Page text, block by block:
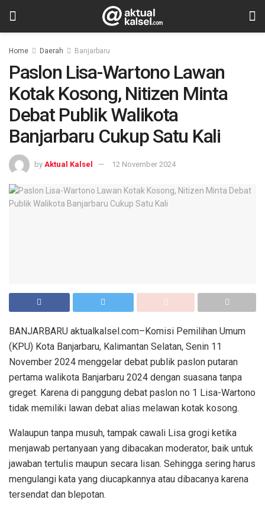
Home Daerah Banjarbaru
Paslon Lisa-Wartono Lawan
Kotak Kosong, Nitizen Minta
Debat Publik Walikota
Banjarbaru Cukup Satu Kali
by Aktual Kalsel 12 November 2024
BANJARBARU aktualkalsel.com–Komisi Pemilihan Umum
(KPU) Kota Banjarbaru, Kalimantan Selatan, Senin 11
November 2024 menggelar debat publik paslon putaran
pertama walikota Banjarbaru 2024 dengan suasana tanpa
greget. Karena di panggung debat paslon no 1 Lisa-Wartono
tidak memiliki lawan debat alias melawan kotak kosong.
Walaupun tanpa musuh, tampak cawali Lisa grogi ketika
menjawab pertanyaan yang dibacakan moderator, baik untuk
jawaban tertulis maupun secara lisan. Sehingga sering harus
mengulangi kata yang diucapkannya atau dibacanya karena
tersendat dan blepotan.